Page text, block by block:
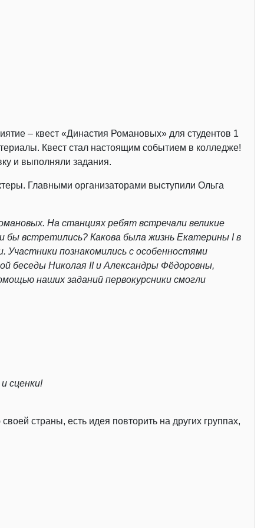
– квест «Династия Романовых» для студентов 1
Квест стал настоящим событием в колледже!
и выполняли задания.
Главными организаторами выступили Ольга
На станциях ребят встречали великие
бы встретились? Какова была жизнь Екатерины Iв
познакомились с особенностями
беседы Николая IIи Александры Фёдоровны,
наших заданий первокурсники смогли
сценки!
страны, есть идея повторить на других группах,